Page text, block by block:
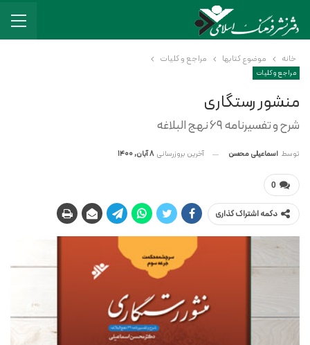
خانه موضوع کتابها مراجع و کلیات
مراجع و کلیات
منشور رستگاری
شرح و تفسیرنامه 69 نهج البلاغه
توسط اسماعیلی محسن آخرین بروزرسانی 8 آبان, 1400
0
دکمه اشتراک گذاری